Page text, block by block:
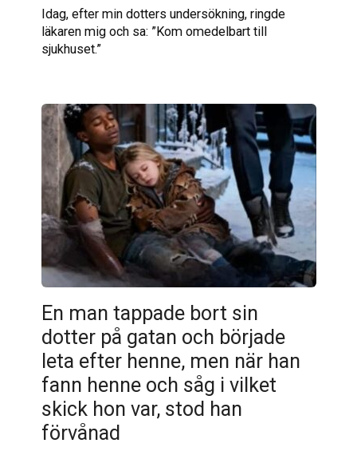
Idag, efter min dotters undersökning, ringde
läkaren mig och sa: ”Kom omedelbart till
sjukhuset.”
En man tappade bort sin
dotter på gatan och började
leta efter henne, men när han
fann henne och såg i vilket
skick hon var, stod han
förvånad